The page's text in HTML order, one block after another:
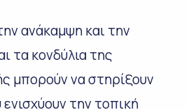
ανάκαμψη και την
τα κονδύλια της
μπορούν να στηρίξουν
την τοπική